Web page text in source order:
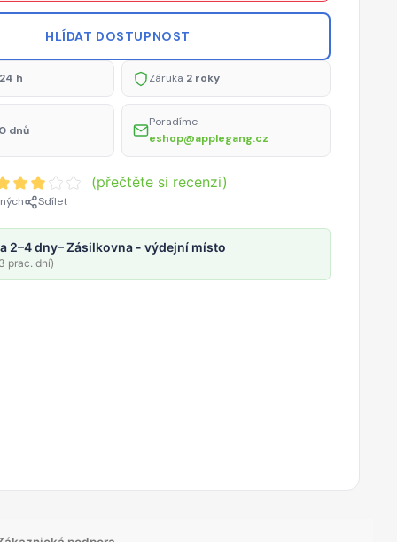
HLÍDAT DOSTUPNOST
h Záruka 2 roky
dnů
Poradíme
eshop@applegang.cz
(přečtěte si recenzi)
Sdílet
2–4 dny– Zásilkovna - výdejní místo
prac. dní)